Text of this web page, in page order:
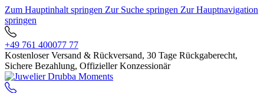
Zum Hauptinhalt springen Zur Suche springen Zur Hauptnavigation
springen
+49 761 400077 77
Kostenloser Versand & Rückversand, 30 Tage Rückgaberecht,
Sichere Bezahlung, Offizieller Konzessionär